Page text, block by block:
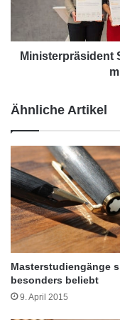
Traditionell
1
c
h
h
c
s
c
l
-
T
p
d
e
n
t
S
e
p
a
n
W
e
Ministerpräsident
Ähnliche Artikel
Masterstudiengänge
besonders beliebt
9. April 2015